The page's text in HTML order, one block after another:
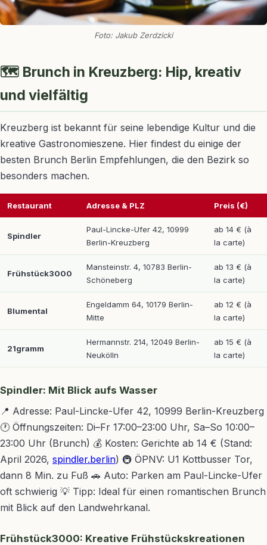
Foto: Jakub Zerdzicki
🗺️ Brunch in Kreuzberg: Hip, kreativ
und vielfältig
Kreuzberg ist bekannt für seine lebendige Kultur und die
kreative Gastronomieszene. Hier findest du einige der
besten Brunch Berlin Empfehlungen, die den Bezirk so
besonders machen.
Restaurant Adresse & PLZ Preis (€)
Spindler
Paul-Lincke-Ufer 42, 10999
Berlin-Kreuzberg
ab 14 € (à
la carte)
Frühstück3000
Mansteinstr. 4, 10783 Berlin-
Schöneberg
ab 13 € (à
la carte)
Blumental
Engeldamm 64, 10179 Berlin-
Mitte
ab 12 € (à
la carte)
21gramm
Hermannstr. 214, 12049 Berlin-
Neukölln
ab 15 € (à
la carte)
Spindler: Mit Blick aufs Wasser
📍 Adresse: Paul-Lincke-Ufer 42, 10999 Berlin-Kreuzberg
🕐 Öffnungszeiten: Di–Fr 17:00–23:00 Uhr, Sa–So 10:00–
23:00 Uhr (Brunch) 💰 Kosten: Gerichte ab 14 € (Stand:
April 2026, spindler.berlin) 🚇 ÖPNV: U1 Kottbusser Tor,
dann 8 Min. zu Fuß 🚗 Auto: Parken am Paul-Lincke-Ufer
oft schwierig 💡 Tipp: Ideal für einen romantischen Brunch
mit Blick auf den Landwehrkanal.
Frühstück3000: Kreative Frühstückskreationen